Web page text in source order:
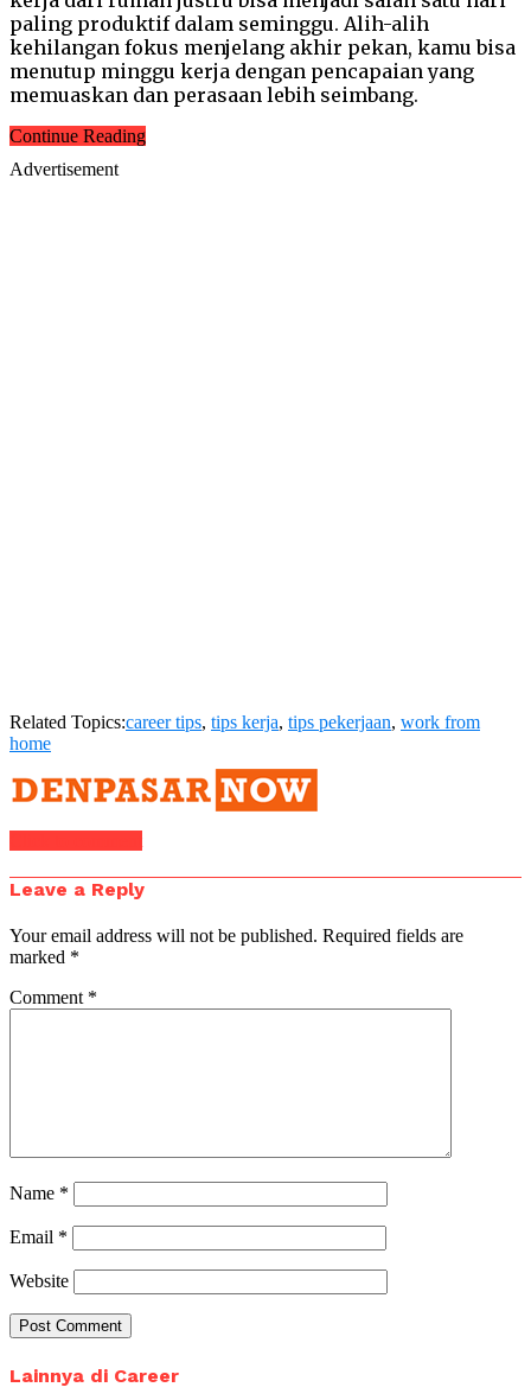
paling produktif dalam seminggu. Alih-alih
kehilangan fokus menjelang akhir pekan, kamu bisa
menutup minggu kerja dengan pencapaian yang
memuaskan dan perasaan lebih seimbang.
Continue Reading
Advertisement
Related Topics:career tips, tips kerja, tips pekerjaan, work from
home
Leave a Reply
Your email address will not be published. Required fields are
marked *
Comment *
Name *
Email *
Website
Lainnya di Career